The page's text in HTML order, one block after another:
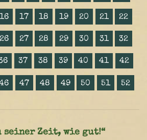
16 17 18 19 20 21 22
26 27 28 29 30 31 32
37 38 39 40 41 42
47 48 49 50 51 52
seiner Zeit, wie gut!“